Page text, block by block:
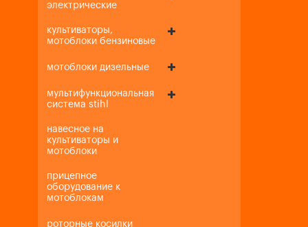
электрические
культиваторы,
мотоблоки бензиновые
мотоблоки дизельные
мультифункциональная
система stihl
навесное на
культиваторы и
мотоблоки
прицепное
оборудование к
мотоблокам
роторные косилки